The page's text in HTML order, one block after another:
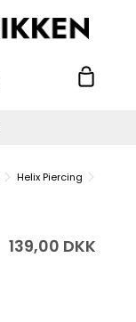
Helix Piercing
139,00 DKK